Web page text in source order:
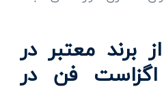
برند معتبر در
فن در